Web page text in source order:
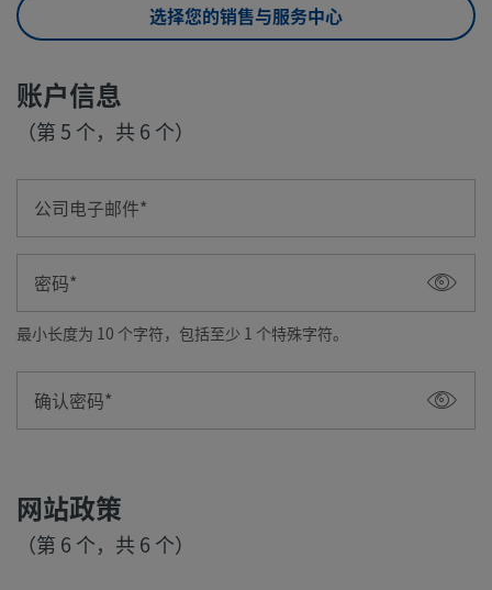
选择您的销售与服务中心
账户信息
（第 5 个，共 6 个）
公司电子邮件
最小长度为 10 个字符，包括至少 1 个特殊字符。
密码
确认密码
网站政策
（第 6 个，共 6 个）